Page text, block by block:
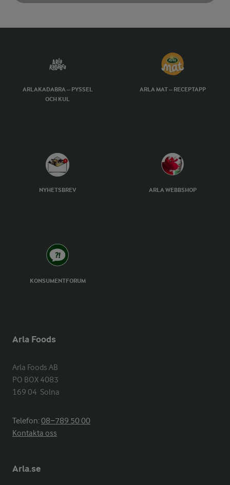
ARLAKADABRA – PYSSEL
OCH KUL
ARLA MAT – RECEPTAPP
NYHETSBREV ARLA WEBBSHOP
KONSUMENTFORUM
Arla Foods
Arla Foods AB
PO BOX 4083
169 04  Solna
Telefon:08−789 50 00
Kontakta oss
Arla.se